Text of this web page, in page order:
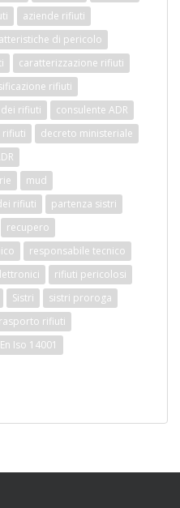
aziende rifiuti
di pericolo
caratterizzazione rifiuti
rifiuti
rifiuti
consulente ADR
rifiuti
decreto ministeriale
mud
rifiuti
partenza sistri
recupero
responsabile tecnico
rifiuti pericolosi
Sistri
sistri proroga
rifiuti
Iso 14001